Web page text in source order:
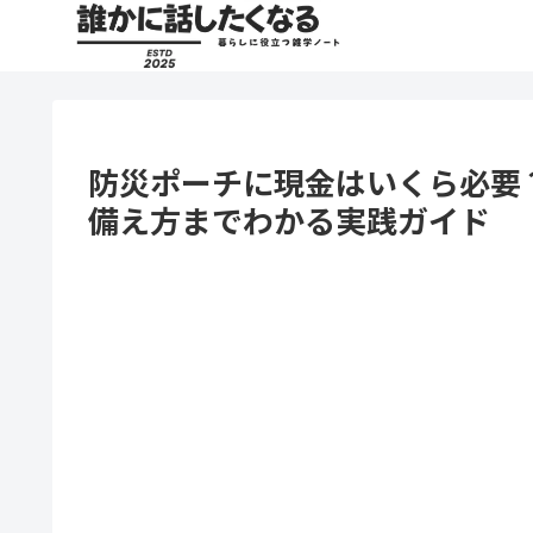
防災ポーチに現金はいくら必
備え方までわかる実践ガイド